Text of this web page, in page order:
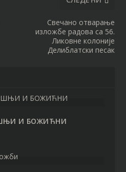
Свечано отварање
изложбе радова са 56.
Ликовне колоније
Делиблатски песак
И БОЖИЋНИ